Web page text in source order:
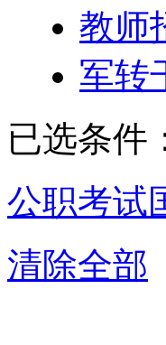
教师
军转
已选条件
公职考试
清除全部